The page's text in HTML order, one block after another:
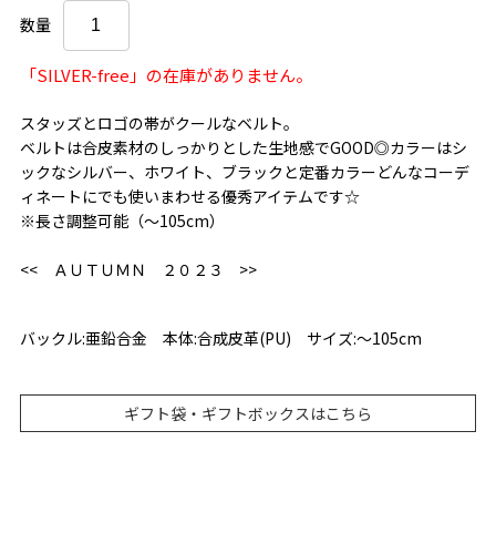
数量
「SILVER-free」の在庫がありません。
スタッズとロゴの帯がクールなベルト。
ベルトは合皮素材のしっかりとした生地感でGOOD◎カラーはシ
ックなシルバー、ホワイト、ブラックと定番カラーどんなコーデ
ィネートにでも使いまわせる優秀アイテムです☆
※長さ調整可能（～105cm）
<< ＡＵＴＵＭＮ ２０２３ >>
バックル:亜鉛合金 本体:合成皮革(PU) サイズ:〜105cm
ギフト袋・ギフトボックスはこちら